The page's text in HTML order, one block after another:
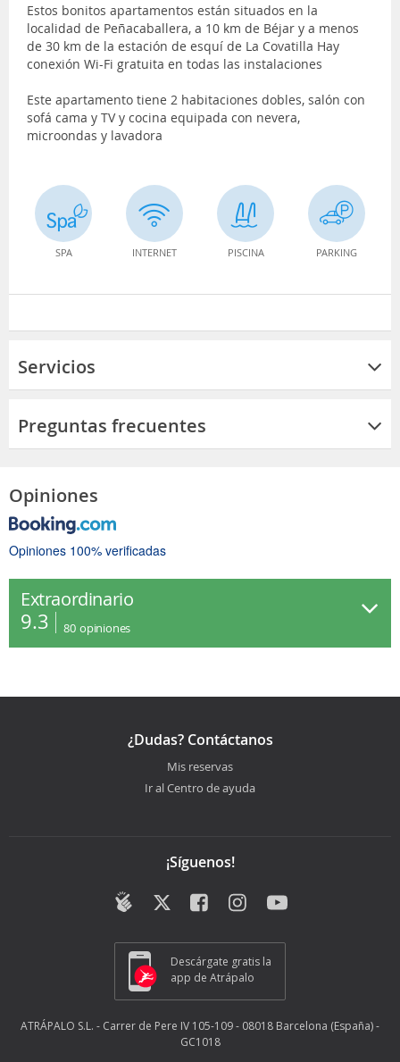
Estos bonitos apartamentos están situados en la
localidad de Peñacaballera, a 10 km de Béjar y a menos
de 30 km de la estación de esquí de La Covatilla Hay
conexión Wi-Fi gratuita en todas las instalaciones
Este apartamento tiene 2 habitaciones dobles, salón con
sofá cama y TV y cocina equipada con nevera,
microondas y lavadora
SPA INTERNET PISCINA PARKING
Servicios
Preguntas frecuentes
Opiniones
Opiniones 100% verificadas
Extraordinario
9.3 80 opiniones
¿Dudas? Contáctanos
Mis reservas
Ir al Centro de ayuda
¡Síguenos!
Descárgate gratis la
app de Atrápalo
ATRÁPALO S.L. - Carrer de Pere IV 105-109 - 08018 Barcelona (España) -
GC1018